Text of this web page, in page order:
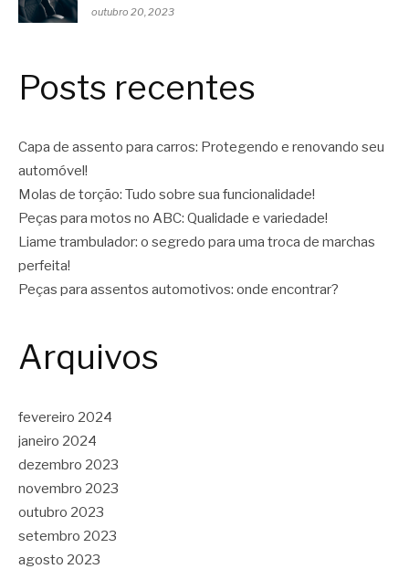
outubro 20, 2023
Posts recentes
Capa de assento para carros: Protegendo e renovando seu
automóvel!
Molas de torção: Tudo sobre sua funcionalidade!
Peças para motos no ABC: Qualidade e variedade!
Liame trambulador: o segredo para uma troca de marchas
perfeita!
Peças para assentos automotivos: onde encontrar?
Arquivos
fevereiro 2024
janeiro 2024
dezembro 2023
novembro 2023
outubro 2023
setembro 2023
agosto 2023